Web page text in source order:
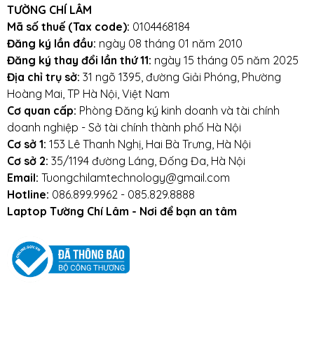
Tránh sạc bị va đập, rơi vỡ, móp méo, tác
động vật lý bên ngoài vào
Tránh sạc tiếp xúc với nước.
Mọi yêu cầu đặt hàng, hỗ trợ tư vấn sản
phẩm xin liên hệ qua hotline:
0911390666 – 02438684912
Hoặc qua trực tiếp cửa hàng:
Đồng Tâm- Quận Hai Bà Trưng- Hà Nội.
TƯỜNG CHÍ LÂM
Mã số thuế (Tax code): 0104468184
Đăng ký lần đầu: ngày 08 tháng 01 năm 2010
Đăng ký thay đổi lần thứ 11: ngày 15 tháng 05 năm 2025
Địa chỉ trụ sở: 31 ngõ 1395, đường Giải Phóng, Phường
Hoàng Mai, TP Hà Nội, Việt Nam
Cơ quan cấp: Phòng Đăng ký kinh doanh và tài chính
doanh nghiệp - Sở tài chính thành phố Hà Nội
Cơ sở 1: 153 Lê Thanh Nghị, Hai Bà Trưng, Hà Nội
Cơ sở 2: 35/1194 đường Láng, Đống Đa, Hà Nội
Email: Tuongchilamtechnology@gmail.com
Hotline: 086.899.9962 - 085.829.8888
Laptop Tường Chí Lâm - Nơi để bạn an tâm